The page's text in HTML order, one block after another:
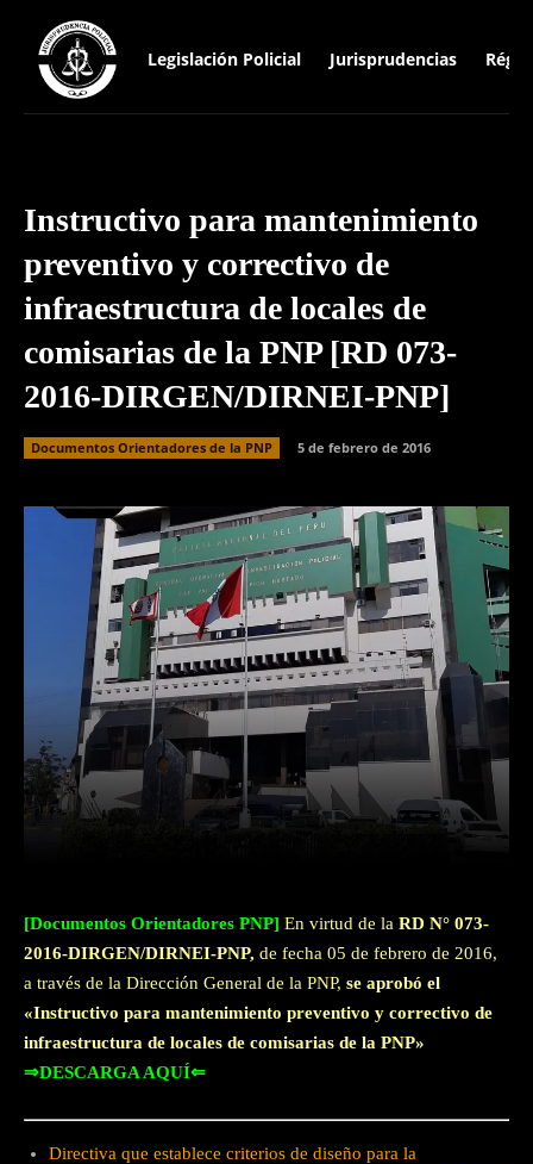
Legislación Policial Jurisprudencias
Instructivo para mantenimiento
preventivo y correctivo de
infraestructura de locales de
comisarias de la PNP [RD 073-
2016-DIRGEN/DIRNEI-PNP]
Documentos Orientadores de la PNP 5 de febrero de 2016
WhatsApp
[Documentos Orientadores PNP] En virtud de la RD N° 073-
2016-DIRGEN/DIRNEI-PNP, de fecha 05 de febrero de 2016,
a través de la Dirección General de la PNP, se aprobó el
«Instructivo para mantenimiento preventivo y correctivo de
infraestructura de locales de comisarias de la PNP»
⇒DESCARGA AQUÍ⇐
Directiva que establece criterios de diseño para la